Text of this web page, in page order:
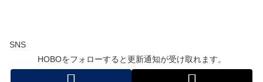
SNS
HOBOをフォローすると更新通知が受け取れます。